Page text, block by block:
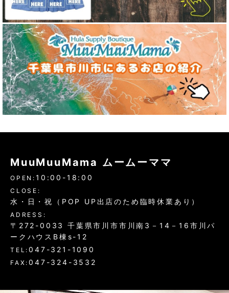
MuuMuuMama ムームーママ
OPEN: 10:00-18:00
CLOSE:
水・日・祝（POP UP出店のため臨時休業あり）
ADRESS:
〒272-0033 千葉県市川市市川南3－14－16市川パ
ークハウスB棟s-12
TEL:047-321-1090
FAX:047-324-3532